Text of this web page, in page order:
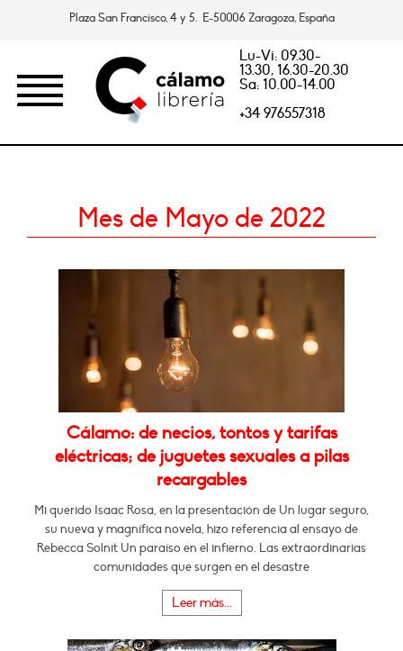
Plaza San Francisco, 4 y 5. E-50006 Zaragoza, España
Lu-Vi: 09.30-
13.30, 16.30-20.30
Sa: 10.00-14.00
+34 976557318
Mes de Mayo de 2022
Cálamo: de necios, tontos y tarifas
eléctricas; de juguetes sexuales a pilas
recargables
Mi querido Isaac Rosa, en la presentación de Un lugar seguro,
su nueva y magnífica novela, hizo referencia al ensayo de
Rebecca Solnit Un paraíso en el infierno. Las extraordinarias
comunidades que surgen en el desastre
Leer más...